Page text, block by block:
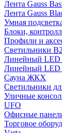
Лента Gauss
Лента Gauss
Умная
Блоки,
Профили и
Светильники
Линейный LED
Линейный LED
Сауна ЖКХ
Светильники
Уличные
UFO
Офисные
Торговое